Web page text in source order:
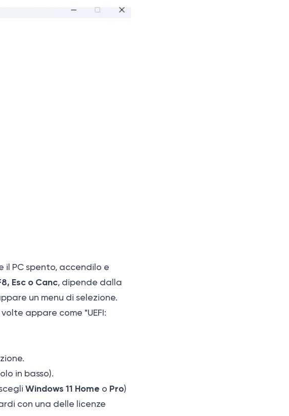
PC spento, accendilo e
Esc o Canc, dipende dalla
un menu di selezione.
appare come "UEFI:
in basso).
Windows 11 Home o Pro)
con una delle licenze